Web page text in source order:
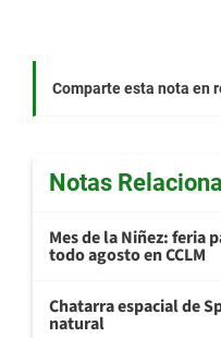
Comparte esta nota en
Notas
Mes de la Niñez:
todo agosto en CCLM
Chatarra espacial de
natural